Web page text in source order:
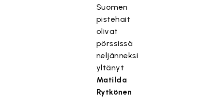
Suomen
pistehait
olivat
pörssissä
neljänneksi
yltänyt
Matilda
Rytkönen